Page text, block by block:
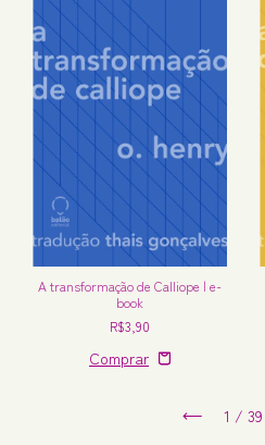
A transformação de Calliope | e-
book
R$3,90
1 / 39